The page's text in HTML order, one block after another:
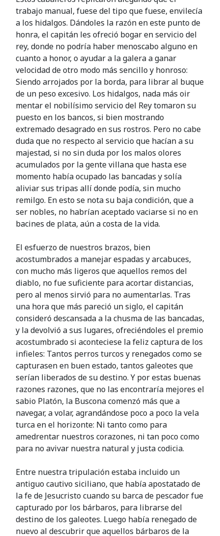
trabajo manual, fuese del tipo que fuese, envilecía
a los hidalgos. Dándoles la razón en este punto de
honra, el capitán les ofreció bogar en servicio del
rey, donde no podría haber menoscabo alguno en
cuanto a honor, o ayudar a la galera a ganar
velocidad de otro modo más sencillo y honroso:
Siendo arrojados por la borda, para librar al buque
de un peso excesivo. Los hidalgos, nada más oir
mentar el nobilísimo servicio del Rey tomaron su
puesto en los bancos, si bien mostrando
extremado desagrado en sus rostros. Pero no cabe
duda que no respecto al servicio que hacían a su
majestad, si no sin duda por los malos olores
acumulados por la gente villana que hasta ese
momento había ocupado las bancadas y solía
aliviar sus tripas allí donde podía, sin mucho
remilgo. En esto se nota su baja condición, que a
ser nobles, no habrían aceptado vaciarse si no en
bacines de plata, aún a costa de la vida.
El esfuerzo de nuestros brazos, bien
acostumbrados a manejar espadas y arcabuces,
con mucho más ligeros que aquellos remos del
diablo, no fue suficiente para acortar distancias,
pero al menos sirvió para no aumentarlas. Tras
una hora que más pareció un siglo, el capitán
consideró descansada a la chusma de las bancadas,
y la devolvió a sus lugares, ofreciéndoles el premio
acostumbrado si aconteciese la feliz captura de los
infieles: Tantos perros turcos y renegados como se
capturasen en buen estado, tantos galeotes que
serían liberados de su destino. Y por estas buenas
razones razones, que no las encontraría mejores el
sabio Platón, la Buscona comenzó más que a
navegar, a volar, agrandándose poco a poco la vela
turca en el horizonte: Ni tanto como para
amedrentar nuestros corazones, ni tan poco como
para no avivar nuestra natural y justa codicia.
Entre nuestra tripulación estaba incluido un
antiguo cautivo siciliano, que había apostatado de
la fe de Jesucristo cuando su barca de pescador fue
capturado por los bárbaros, para librarse del
destino de los galeotes. Luego había renegado de
nuevo al descubrir que aquellos bárbaros de la